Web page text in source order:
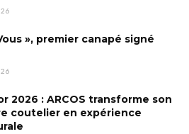
», premier canapé signé
2026 : ARCOS transforme son
coutelier en expérience